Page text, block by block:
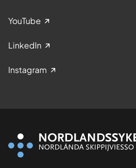
YouTube
LinkedIn
Instagram